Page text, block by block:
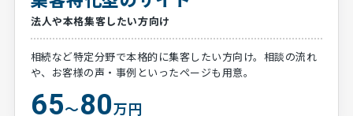
法人や本格集客したい方向け
相続など特定分野で本格的に集客したい方向け。相談の流れ
や、お客様の声・事例といったページも用意。
65～80万円